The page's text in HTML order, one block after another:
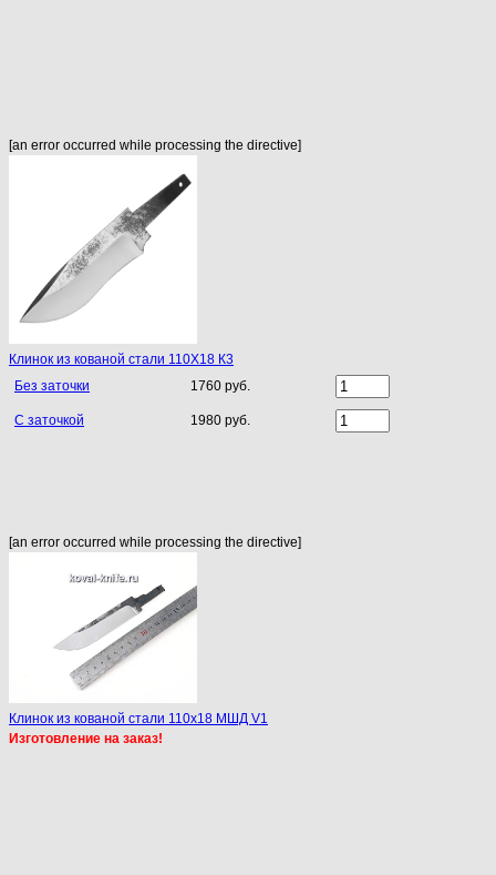
[an error occurred while processing the directive]
Клинок из кованой стали 110Х18 К3
Без заточки
1760 руб.
С заточкой 1980 руб.
[an error occurred while processing the directive]
Клинок из кованой стали 110х18 МШД V1
Изготовление на заказ!